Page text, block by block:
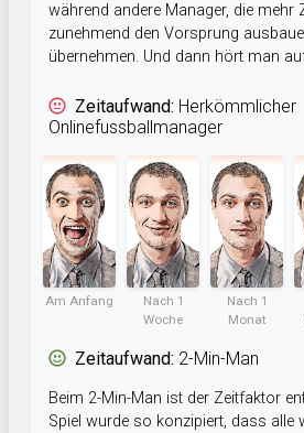
während andere Manager, die mehr
zunehmend den Vorsprung
übernehmen. Und dann hört man
Zeitaufwand: Herkömmlicher
Onlinefussballmanager
Am Anfang
Nach 1
Woche
Nach 1
Monat
Zeitaufwand: 2-Min-Man
Beim 2-Min-Man ist der Zeitfaktor
Spiel wurde so konzipiert, dass alle